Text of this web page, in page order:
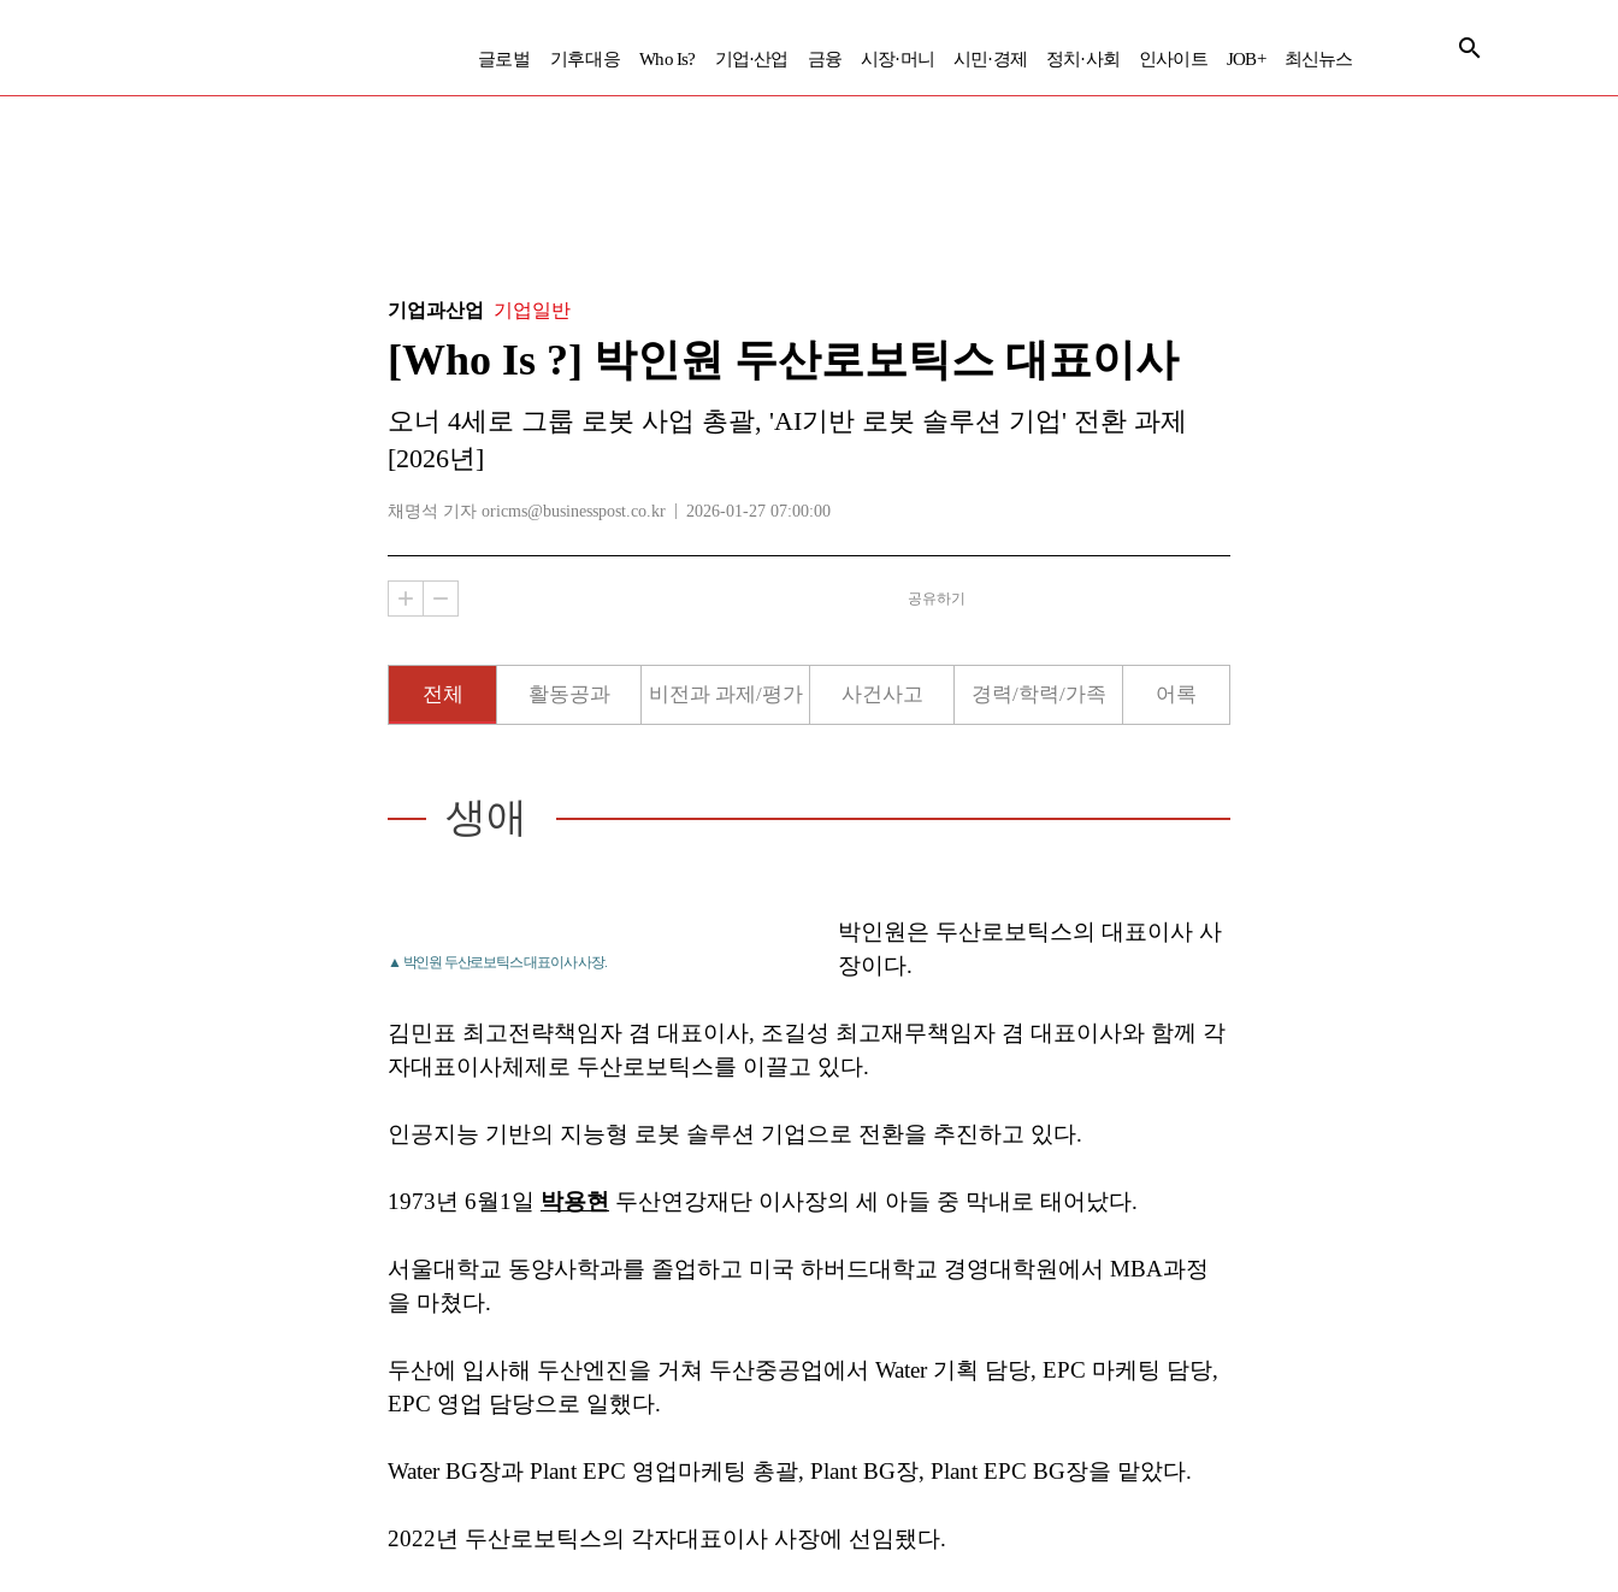
글로벌 기후대응 Who Is? 기업·산업 금융 시장·머니 시민·경제 정치·사회 인사이트 JOB+ 최신뉴스
기업과산업 기업일반
[Who Is ?] 박인원 두산로보틱스 대표이사
오너 4세로 그룹 로봇 사업 총괄, 'AI기반 로봇 솔루션 기업' 전환 과제
[2026년]
채명석 기자 oricms@businesspost.co.kr 2026-01-27 07:00:00
공유하기
전체 활동공과 비전과 과제/평가 사건사고 경력/학력/가족 어록
생애
▲ 박인원 두산로보틱스 대표이사 사장.
박인원은 두산로보틱스의 대표이사 사
장이다.
김민표 최고전략책임자 겸 대표이사, 조길성 최고재무책임자 겸 대표이사와 함께 각
자대표이사체제로 두산로보틱스를 이끌고 있다.
인공지능 기반의 지능형 로봇 솔루션 기업으로 전환을 추진하고 있다.
1973년 6월1일 박용현 두산연강재단 이사장의 세 아들 중 막내로 태어났다.
서울대학교 동양사학과를 졸업하고 미국 하버드대학교 경영대학원에서 MBA과정
을 마쳤다.
두산에 입사해 두산엔진을 거쳐 두산중공업에서 Water 기획 담당, EPC 마케팅 담당,
EPC 영업 담당으로 일했다.
Water BG장과 Plant EPC 영업마케팅 총괄, Plant BG장, Plant EPC BG장을 맡았다.
2022년 두산로보틱스의 각자대표이사 사장에 선임됐다.